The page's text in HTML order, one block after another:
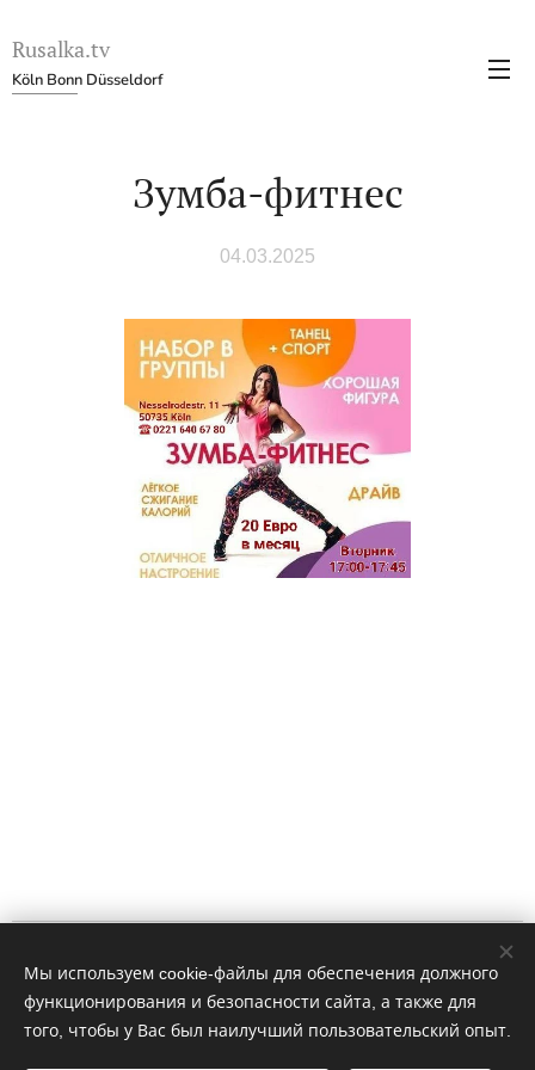
Rusalka.tv
Köln Bonn Düsseldorf
Зумба-фитнес
04.03.2025
WhatsApp: 4915758274406
Мы используем cookie-файлы для обеспечения должного
функционирования и безопасности сайта, а также для
того, чтобы у Вас был наилучший пользовательский опыт.